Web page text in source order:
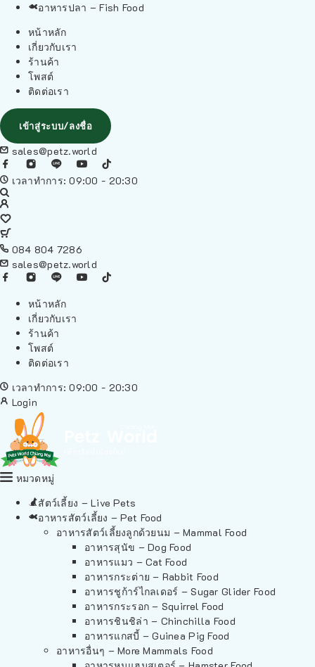
อาหารปลา – Fish Food
หน้าหลัก
เกี่ยวกับเรา
ร้านค้า
โพสต์
ติดต่อเรา
เข้าสู่ระบบ/ลงชื่อ
sales@petz.world
เวลาทำการ: 09:00 - 20:30
084 804 7286
sales@petz.world
หน้าหลัก
เกี่ยวกับเรา
ร้านค้า
โพสต์
ติดต่อเรา
เวลาทำการ: 09:00 - 20:30
Login
หมวดหมู่
สัตว์เลี้ยง – Live Pets
อาหารสัตว์เลี้ยง – Pet Food
อาหารสัตว์เลี้ยงลูกด้วยนม – Mammal Food
อาหารสุนัข – Dog Food
อาหารแมว – Cat Food
อาหารกระต่าย – Rabbit Food
อาหารชูก้าร์ไกลเดอร์ – Sugar Glider Food
อาหารกระรอก – Squirrel Food
อาหารชินชิล่า – Chinchilla Food
อาหารแกสบี้ – Guinea Pig Food
อาหารอื่นๆ – More Mammals Food